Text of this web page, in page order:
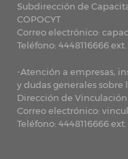
Subdirección de
COPOCYT
Correo electrónico:
Teléfono: 4448116666 ext.
-Atención a empresas,
y dudas generales sobre
Dirección de
Correo electrónico:
Teléfono: 4448116666